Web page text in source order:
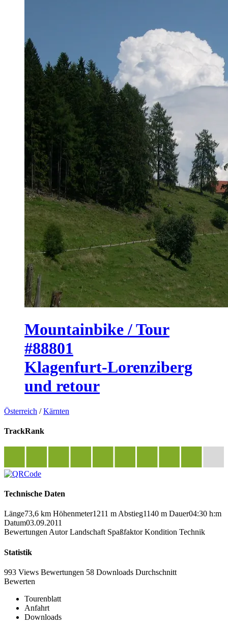
Mountainbike / Tour
#88801
Klagenfurt-Lorenziberg
und retour
Österreich /Kärnten
TrackRank
Technische Daten
Länge73,6 km Höhenmeter1211 m Abstieg1140 m Dauer04:30 h:m
Datum03.09.2011
Bewertungen Autor Landschaft Spaßfaktor Kondition Technik
Statistik
993 Views Bewertungen 58 Downloads Durchschnitt
Bewerten
Tourenblatt
Anfahrt
Downloads